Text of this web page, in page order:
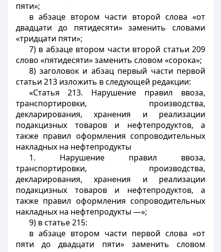
пяти»;
в абзаце втором части второй слова «от
двадцати до пятидесяти» заменить словами
«тридцати пяти»;
7) в абзаце втором части второй статьи 209
слово «пятидесяти» заменить словом «сорока»;
8) заголовок и абзац первый части первой
статьи 213 изложить в следующей редакции:
«Статья 213. Нарушение правил ввоза,
транспортировки, производства,
декларирования, хранения и реализации
подакцизных товаров и нефтепродуктов, а
также правил оформления сопроводительных
накладных на нефтепродукты
1. Нарушение правил ввоза,
транспортировки, производства,
декларирования, хранения и реализации
подакцизных товаров и нефтепродуктов, а
также правил оформления сопроводительных
накладных на нефтепродукты —»;
9) в статье 215:
в абзаце втором части первой слова «от
пяти до двадцати пяти» заменить словом